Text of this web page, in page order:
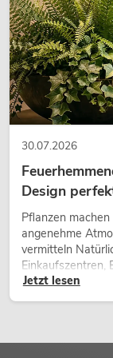
30.07.2026
Design
Pflanzen
angenehme
vermitteln
Einkaufszentren,
hochwertige
Raumkonzept.
Jetzt lesen